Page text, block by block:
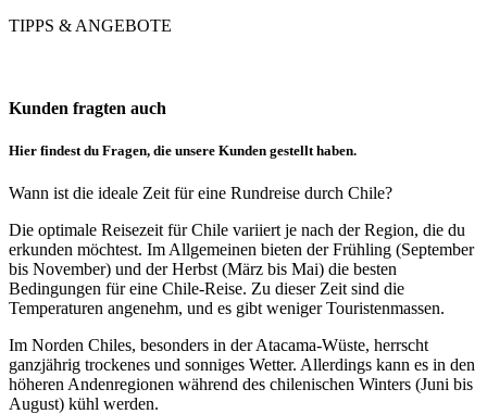
TIPPS & ANGEBOTE
Kunden fragten auch
Hier findest du Fragen, die unsere Kunden gestellt haben.
Wann ist die ideale Zeit für eine Rundreise durch Chile?
Die optimale Reisezeit für Chile variiert je nach der Region, die du
erkunden möchtest. Im Allgemeinen bieten der Frühling (September
bis November) und der Herbst (März bis Mai) die besten
Bedingungen für eine Chile-Reise. Zu dieser Zeit sind die
Temperaturen angenehm, und es gibt weniger Touristenmassen.
Im Norden Chiles, besonders in der Atacama-Wüste, herrscht
ganzjährig trockenes und sonniges Wetter. Allerdings kann es in den
höheren Andenregionen während des chilenischen Winters (Juni bis
August) kühl werden.